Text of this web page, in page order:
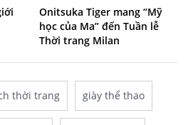
Onitsuka Tiger mang “Mỹ
học của Ma” đến Tuần lễ
Thời trang Milan
thời trang giày thể thao